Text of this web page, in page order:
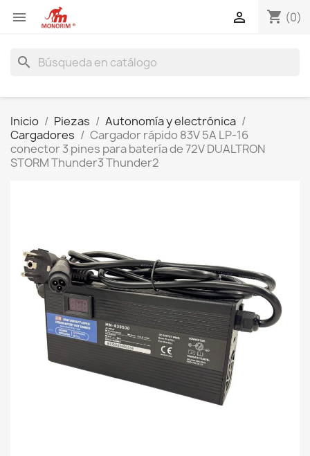
 shopping_cart (0)

search
Inicio Piezas
Autonomía y electrónica
Cargadores
Cargador rápido 83V 5A LP-16
conector 3 pines para batería de 72V DUALTRON
STORM Thunder3 Thunder2